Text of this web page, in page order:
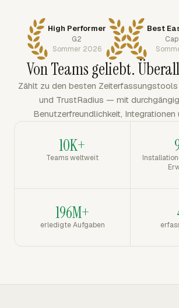
High Performer
G2
Sommer 2026
Best
Von Teams geliebt.
Zählt zu den besten Zeiterfassungstools
und TrustRadius — mit
Benutzerfreundlichkeit, Integrationen
10K+
Teams weltweit
196M+
erledigte Aufgaben